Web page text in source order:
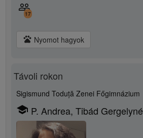
people_outline
17
pets Nyomot hagyok
Távoli rokon
Sigismund Toduță Zenei Főgimnázium
school P. Andrea, Tibád Gergelyné